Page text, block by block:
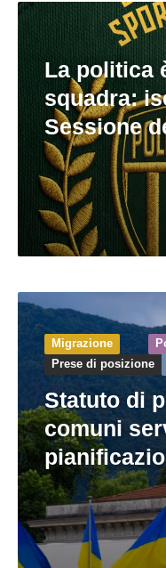
La politica
squadra:
Sessione
Migrazione
Prese di posizione
Statuto di
comuni